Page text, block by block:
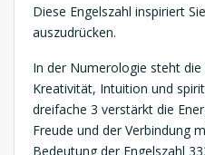
Diese Engelszahl inspiriert
auszudrücken.
In der Numerologie steht
Kreativität, Intuition und
dreifache 3 verstärkt die
Freude und der Verbindung
Bedeutung der Engelszahl